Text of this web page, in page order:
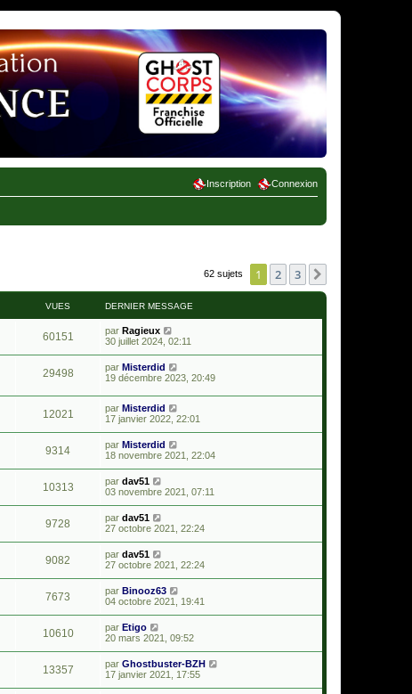
Connexion
Inscription
62 sujets 1 2 3
VUES DERNIER MESSAGE
60151 par Ragieux
30 juillet 2024, 02:11
29498 par Misterdid
19 décembre 2023, 20:49
12021 par Misterdid
17 janvier 2022, 22:01
9314 par Misterdid
18 novembre 2021, 22:04
10313 par dav51
03 novembre 2021, 07:11
9728 par dav51
27 octobre 2021, 22:24
9082 par dav51
27 octobre 2021, 22:24
7673 par Binooz63
04 octobre 2021, 19:41
10610 par Etigo
20 mars 2021, 09:52
13357 par Ghostbuster-BZH
17 janvier 2021, 17:55